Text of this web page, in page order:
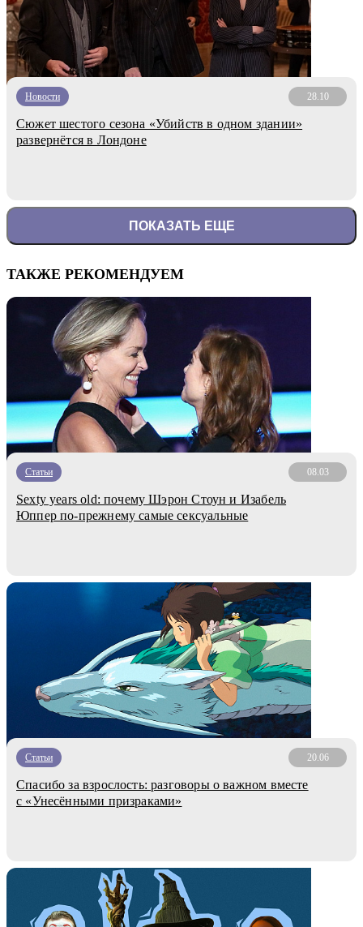
Новости 28.10
Сюжет шестого сезона «Убийств в одном здании»
развернётся в Лондоне
ПОКАЗАТЬ ЕЩЕ
ТАКЖЕ РЕКОМЕНДУЕМ
Статьи 08.03
Sexty years old: почему Шэрон Стоун и Изабель
Юппер по-прежнему самые сексуальные
Статьи 20.06
Спасибо за взрослость: разговоры о важном вместе
с «Унесёнными призраками»